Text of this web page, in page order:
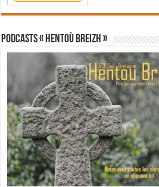
PODCASTS « Hentoù Breizh »